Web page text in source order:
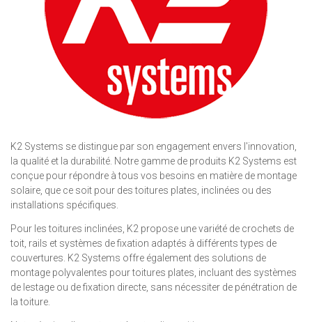
K2 Systems se distingue par son engagement envers l'innovation,
la qualité et la durabilité. Notre gamme de produits K2 Systems est
conçue pour répondre à tous vos besoins en matière de montage
solaire, que ce soit pour des toitures plates, inclinées ou des
installations spécifiques.
Pour les toitures inclinées, K2 propose une variété de crochets de
toit, rails et systèmes de fixation adaptés à différents types de
couvertures. K2 Systems offre également des solutions de
montage polyvalentes pour toitures plates, incluant des systèmes
de lestage ou de fixation directe, sans nécessiter de pénétration de
la toiture.